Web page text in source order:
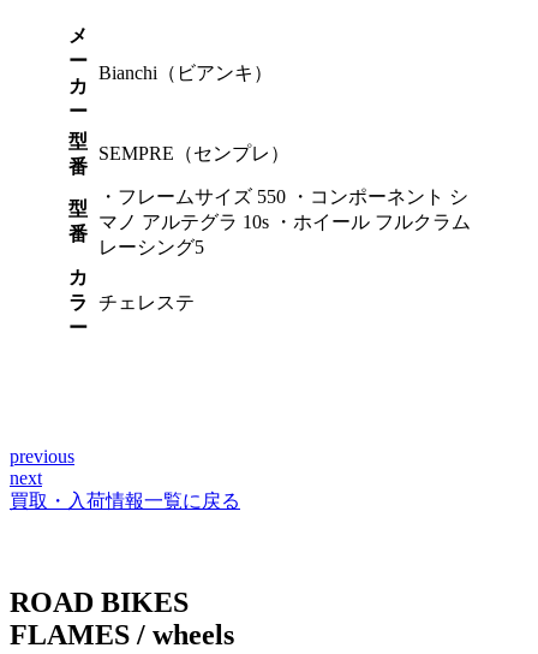
メ
ー
カ
ー
Bianchi（ビアンキ）
型
番
SEMPRE（センプレ）
型
番
・フレームサイズ 550 ・コンポーネント シ
マノ アルテグラ 10s ・ホイール フルクラム
レーシング5
カ
ラ
ー
チェレステ
投
稿
ゲ
previous
next
買取・入荷情報一覧に戻る
ROAD BIKES
FLAMES / wheels